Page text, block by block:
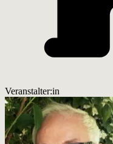
Veranstalter:in